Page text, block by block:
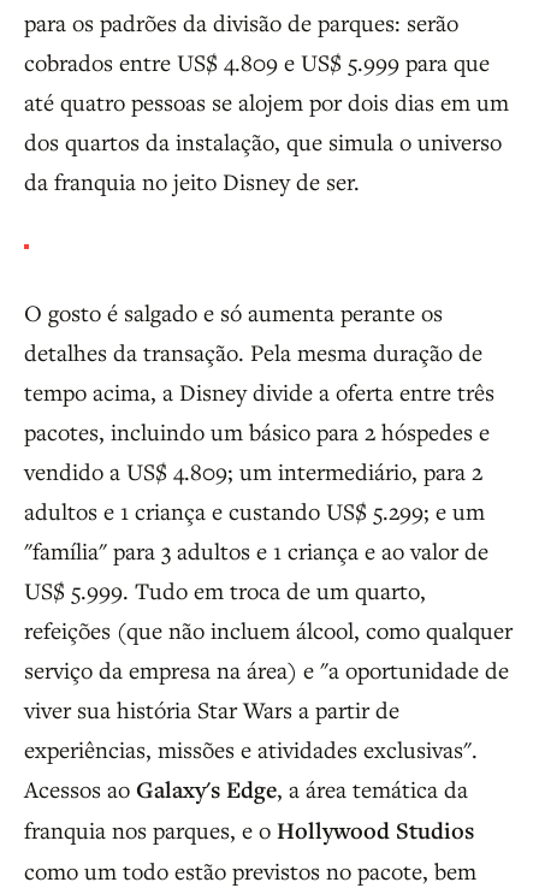
para os padrões da divisão de parques: serão
cobrados entre US$ 4.809 e US$ 5.999 para que
até quatro pessoas se alojem por dois dias em um
dos quartos da instalação, que simula o universo
da franquia no jeito Disney de ser.
O gosto é salgado e só aumenta perante os
detalhes da transação. Pela mesma duração de
tempo acima, a Disney divide a oferta entre três
pacotes, incluindo um básico para 2 hóspedes e
vendido a US$ 4.809; um intermediário, para 2
adultos e 1 criança e custando US$ 5.299; e um
"família" para 3 adultos e 1 criança e ao valor de
US$ 5.999. Tudo em troca de um quarto,
refeições (que não incluem álcool, como qualquer
serviço da empresa na área) e "a oportunidade de
viver sua história Star Wars a partir de
experiências, missões e atividades exclusivas".
Acessos ao Galaxy's Edge, a área temática da
franquia nos parques, e o Hollywood Studios
como um todo estão previstos no pacote, bem